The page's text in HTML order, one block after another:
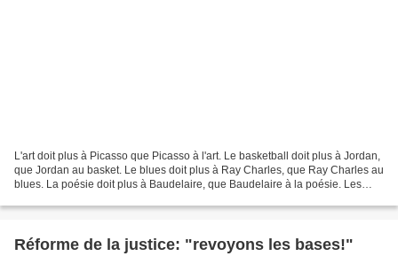
L'art doit plus à Picasso que Picasso à l'art. Le basketball doit plus à Jordan,
que Jordan au basket. Le blues doit plus à Ray Charles, que Ray Charles au
blues. La poésie doit plus à Baudelaire, que Baudelaire à la poésie. Les
Réforme de la justice: "revoyons les bases!"